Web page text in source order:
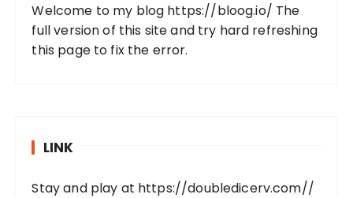
Welcome to my blog https://bloog.io/ The
full version of this site and try hard refreshing
this page to fix the error.
LINK
Stay and play at https://doubledicerv.com//